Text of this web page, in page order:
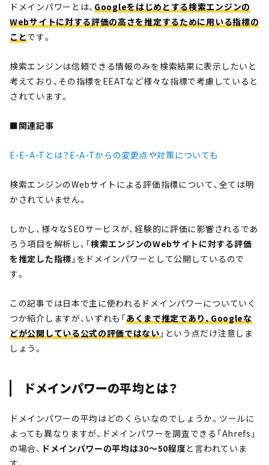
ドメインパワーとは、 Googleをはじめとする検索エンジンの
Webサイトに対する評価の高さを推定するために用いる指標の
ことです。
検索エンジンは信頼できる情報のみを検索結果に表示したいと
考えており、その指標をEEATなど様々な指標で考慮していると
されています。
■関連記事
E-E-A-Tとは？E-A-Tからの変更点や対策についても
検索エンジンのWebサイトによる評価指標について、全ては明
かされていません。
しかし、様々なSEOサービスが、経験的に評価に影響されるであ
ろう項目を解析し、「検索エンジンのWebサイトに対する評価
を推定した指標 」をドメインパワーとして公開しているので
す。
この記事では日本で主に使われるドメインパワーについていく
つか紹介しますが、いずれも「あくまで推定であり、Googleな
どが公開している公式の評価ではない」という点だけ注意しま
しょう。
ドメインパワーの平均とは？
ドメインパワーの平均はどのくらいなのでしょうか。ツールに
よっても異なりますが、ドメインパワーを調査できる「Ahrefs」
の場合、 ドメインパワーの平均は30〜50程度と言われていま